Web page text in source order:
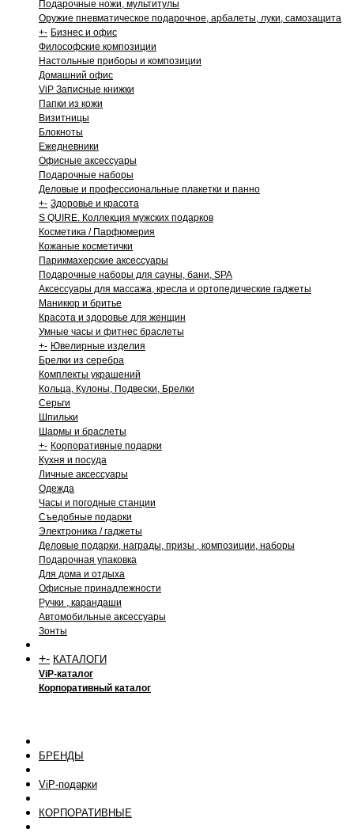
Подарочные ножи, мультитулы
Оружие пневматическое подарочное, арбалеты, луки, самозащита
+- Бизнес и офис
Философские композиции
Настольные приборы и композиции
Домашний офис
ViP Записные книжки
Папки из кожи
Визитницы
Блокноты
Ежедневники
Офисные аксессуары
Подарочные наборы
Деловые и профессиональные плакетки и панно
+- Здоровье и красота
S QUIRE. Коллекция мужских подарков
Косметика / Парфюмерия
Кожаные косметички
Парикмахерские аксессуары
Подарочные наборы для сауны, бани, SPA
Аксессуары для массажа, кресла и ортопедические гаджеты
Маникюр и бритье
Красота и здоровье для женщин
Умные часы и фитнес браслеты
+- Ювелирные изделия
Брелки из серебра
Комплекты украшений
Кольца, Кулоны, Подвески, Брелки
Серьги
Шпильки
Шармы и браслеты
+- Корпоративные подарки
Кухня и посуда
Личные аксессуары
Одежда
Часы и погодные станции
Съедобные подарки
Электроника / гаджеты
Деловые подарки, награды, призы , композиции, наборы
Подарочная упаковка
Для дома и отдыха
Офисные принадлежности
Ручки , карандаши
Автомобильные аксессуары
Зонты
+- КАТАЛОГИ
ViP-каталог
Корпоративный каталог
БРЕНДЫ
ViP-подарки
КОРПОРАТИВНЫЕ